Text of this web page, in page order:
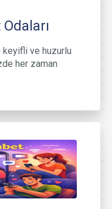
keyifli ve huzurlu
her zaman